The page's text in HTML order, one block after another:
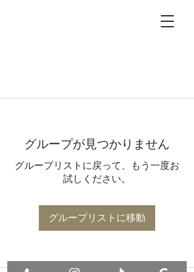
グループが見つかりません
グループリストに戻って、もう一度お
試しください。
グループリストに移動